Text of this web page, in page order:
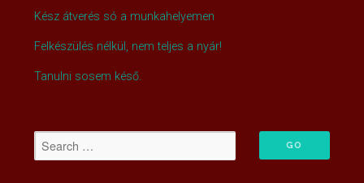
Kész átverés só a munkahelyemen
Felkészülés nélkül, nem teljes a nyár!
Tanulni sosem késő.